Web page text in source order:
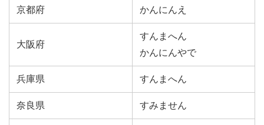
京都府 かんにんえ
大阪府
すんまへん
かんにんやで
兵庫県 すんまへん
奈良県 すみません